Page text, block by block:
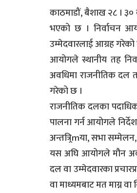
काठमाडौं, बैशाख २८ ।
भएको छ । निर्वाचन
उम्मेदवारलाई आग्रह
आयोगले स्थानीय तह
अवधिमा राजनीतिक दल
गरेको छ ।
राजनीतिक दलका
पालना गर्न आयोगले
अन्तत्र्रिmया, सभा
यस अघि आयोगले मौन
दल वा उम्मेदवारका
वा माध्यमबाट मत माग्न वा